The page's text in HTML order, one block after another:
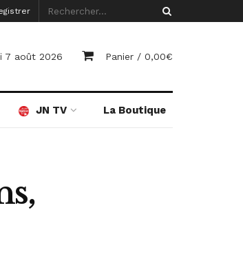
7 août 2026 Panier / 0,00€
JN TV La Boutique